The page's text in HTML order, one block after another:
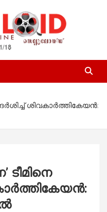
ശിവകാർത്തികേയൻ:
ടീമിനെ